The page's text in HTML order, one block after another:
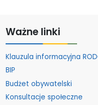
Ważne linki
Klauzula informacyjna
BIP
Budżet obywatelski
Konsultacje społeczne